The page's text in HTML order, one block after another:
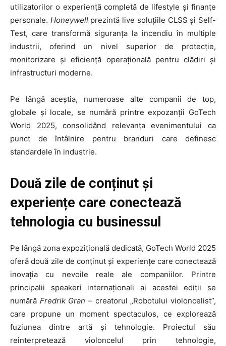
utilizatorilor o experiență completă de lifestyle și finanțe
personale. Honeywellprezintă live soluțiile CLSS și Self-
Test, care transformă siguranța la incendiu în multiple
industrii, oferind un nivel superior de protecție,
monitorizare și eficiență operațională pentru clădiri și
infrastructuri moderne.
Pe lângă aceștia, numeroase alte companii de top,
globale și locale, se numără printre expozanții GoTech
World 2025, consolidând relevanța evenimentului ca
punct de întâlnire pentru branduri care definesc
standardele în industrie.
Două zile de conținut și
experiențe care conectează
tehnologia cu businessul
Pe lângă zona expozițională dedicată, GoTech World 2025
oferă două zile de conținut și experiențe care conectează
inovația cu nevoile reale ale companiilor. Printre
principalii speakeri internaționali ai acestei ediții se
numără Fredrik Gran – creatorul „Robotului violoncelist”,
care propune un moment spectaculos, ce explorează
fuziunea dintre artă și tehnologie. Proiectul său
reinterpretează violoncelul prin tehnologie,